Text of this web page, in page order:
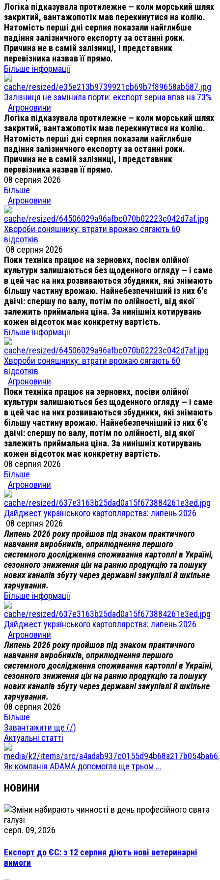
Логіка підказувала протилежне — коли морський шлях
закритий, вантажопотік мав перекинутися на колію.
Натомість перші дні серпня показали найглибше
падіння залізничного експорту за останні роки.
Причина не в самій залізниці, і представник
перевізника назвав її прямо.
Більше інформації
Залізниця не замінила порти: експорт зерна впав на 73%
Агроновини
Логіка підказувала протилежне — коли морський шлях
закритий, вантажопотік мав перекинутися на колію.
Натомість перші дні серпня показали найглибше
падіння залізничного експорту за останні роки.
Причина не в самій залізниці, і представник
перевізника назвав її прямо.
08 серпня 2026
Більше
Агроновини
Хвороби соняшнику: втрати врожаю сягають 60
відсотків
08 серпня 2026
Поки техніка працює на зернових, посіви олійної
культури залишаються без щоденного огляду — і саме
в цей час на них розвиваються збудники, які знімають
більшу частину врожаю. Найнебезпечніший із них б'є
двічі: спершу по валу, потім по олійності, від якої
залежить приймальна ціна. За нинішніх котирувань
кожен відсоток має конкретну вартість.
Більше інформації
Хвороби соняшнику: втрати врожаю сягають 60
відсотків
Агроновини
Поки техніка працює на зернових, посіви олійної
культури залишаються без щоденного огляду — і саме
в цей час на них розвиваються збудники, які знімають
більшу частину врожаю. Найнебезпечніший із них б'є
двічі: спершу по валу, потім по олійності, від якої
залежить приймальна ціна. За нинішніх котирувань
кожен відсоток має конкретну вартість.
08 серпня 2026
Більше
Агроновини
Дайджест українського картоплярства: липень 2026
08 серпня 2026
Липень 2026 року пройшов під знаком практичного
навчання виробників, оприлюднення першого
системного дослідження споживання картоплі в Україні,
сезонного зниження цін на ранню продукцію та пошуку
нових каналів збуту через державні закупівлі й шкільне
харчування.
Більше інформації
Дайджест українського картоплярства: липень 2026
Агроновини
Липень 2026 року пройшов під знаком практичного
навчання виробників, оприлюднення першого
системного дослідження споживання картоплі в Україні,
сезонного зниження цін на ранню продукцію та пошуку
нових каналів збуту через державні закупівлі й шкільне
харчування.
08 серпня 2026
Більше
Завантажити ще (/)
Актуальні статті
Як компанія ADAMA допомогла ще трьом ...
НОВИНИ
серп. 09, 2026
Експорт до ЄС: з 12 серпня діють нові ветеринарні
вимоги